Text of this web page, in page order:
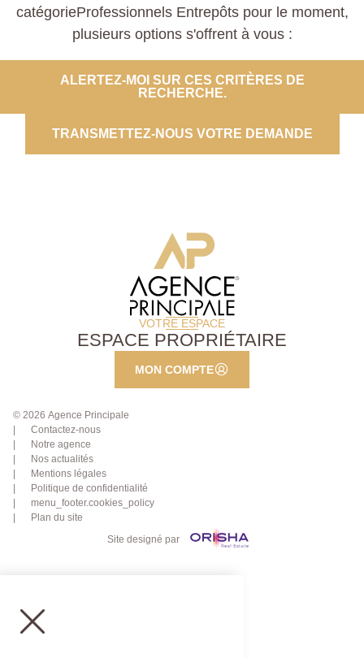
catégorieProfessionnels Entrepôts pour le moment,
plusieurs options s'offrent à vous :
ALERTEZ-MOI SUR CES CRITÈRES DE
RECHERCHE.
TRANSMETTEZ-NOUS VOTRE DEMANDE
VOTRE ESPACE
ESPACE PROPRIÉTAIRE
MON COMPTE
© 2026 Agence Principale
Contactez-nous
Notre agence
Nos actualités
Mentions légales
Politique de confidentialité
menu_footer.cookies_policy
Plan du site
Site designé par